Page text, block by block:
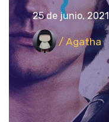
25 de junio, 2021
/ Agatha